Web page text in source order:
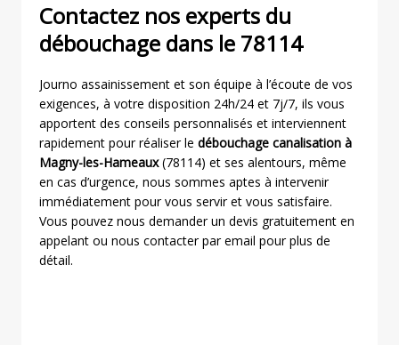
Contactez nos experts du
débouchage dans le 78114
Journo assainissement et son équipe à l’écoute de vos
exigences, à votre disposition 24h/24 et 7j/7, ils vous
apportent des conseils personnalisés et interviennent
rapidement pour réaliser le débouchage canalisation à
Magny-les-Hameaux(78114) et ses alentours, même
en cas d’urgence, nous sommes aptes à intervenir
immédiatement pour vous servir et vous satisfaire.
Vous pouvez nous demander un devis gratuitement en
appelant ou nous contacter par email pour plus de
détail.